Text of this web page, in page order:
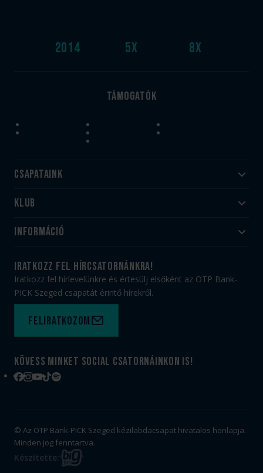
2014 5x 8x
Támogatók
Csapataink
Felnőtt
Utánpótlás
Klub
#HandballFamily
Munkatársaink
PICK Aréna
Sajtóakkreditáció
Információ
Jegy- és bérletvásárlás
Webshop
Felhasználási feltételek
Kapcsolat
iratkozz fel hírcsatornánkra!
Iratkozz fel hírlevelünkre és értesülj elsőként az OTP Bank-
PICK Szeged csapatát érintő hírekről.
Feliratkozom
Kövess minket social csatornáinkon is!
Facebook
Instagram
YouTube
TikTokSpotify
© Az OTP Bank-PICK Szeged kézilabdacsapat hivatalos honlapja.
Minden jog fenntartva.
Készítette: BIG
FISH